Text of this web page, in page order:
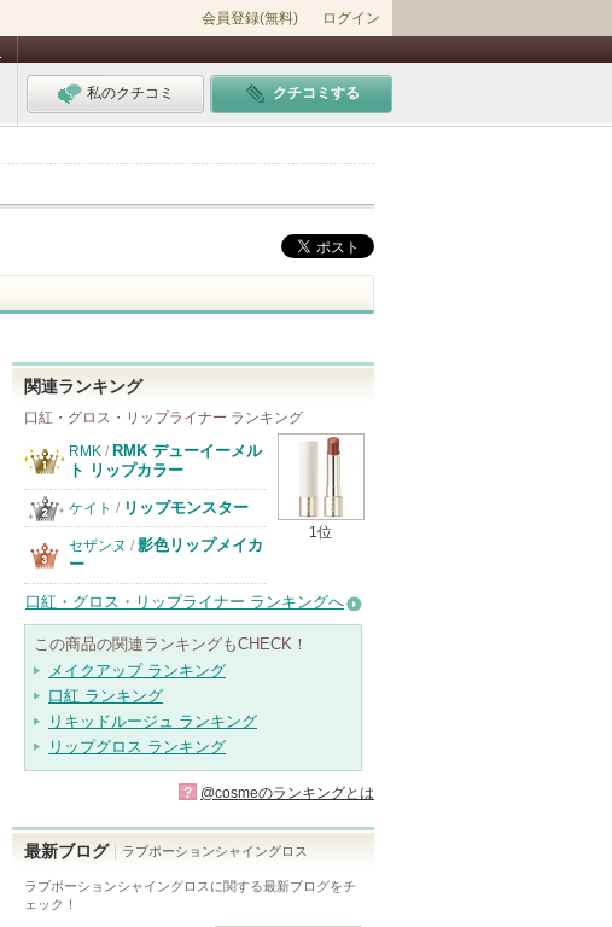
会員登録(無料) ログイン
私のクチコミ クチコミする
関連ランキング
口紅・グロス・リップライナー ランキング
1位
RMK / RMK デューイーメル
ト リップカラー
ケイト / リップモンスター
セザンヌ / 影色リップメイカ
ー
口紅・グロス・リップライナー ランキングへ
この商品の関連ランキングもCHECK！
メイクアップ ランキング
口紅 ランキング
リキッドルージュ ランキング
リップグロス ランキング
? @cosmeのランキングとは
最新ブログ ラブポーションシャイングロス
ラブポーションシャイングロス に関する最新ブログをチ
ェック！